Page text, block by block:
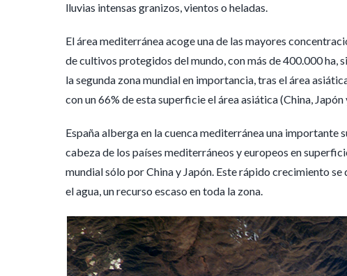
lluvias intensas granizos, vientos o heladas.
El área mediterránea acoge una de las mayores
de cultivos protegidos del mundo, con más de 400.000 ha,
la segunda zona mundial en importancia, tras el área
con un 66% de esta superficie el área asiática (China,
España alberga en la cuenca mediterránea una importante
cabeza de los países mediterráneos y europeos en
mundial sólo por China y Japón. Este rápido crecimiento
el agua, un recurso escaso en toda la zona.